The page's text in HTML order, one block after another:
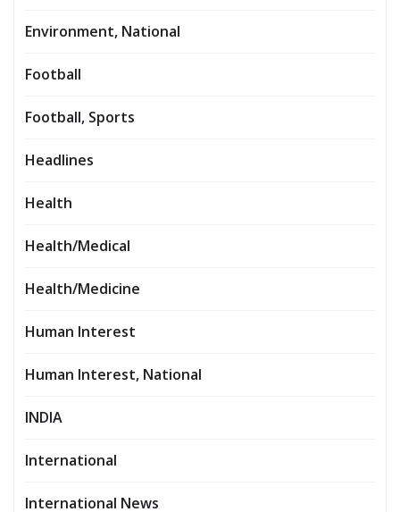
Environment, National
Football
Football, Sports
Headlines
Health
Health/Medical
Health/Medicine
Human Interest
Human Interest, National
INDIA
International
International News